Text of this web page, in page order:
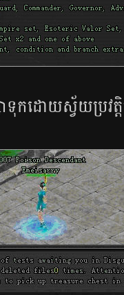
ាទុកដោយស្វ័យប្រវ